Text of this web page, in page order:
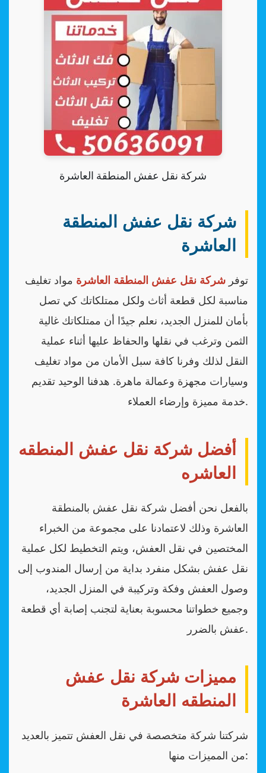
شركة نقل عفش المنطقة العاشرة
شركة نقل عفش المنطقة
العاشرة
توفر شركة نقل عفش المنطقة العاشرة مواد تغليف
مناسبة لكل قطعة أثاث ولكل ممتلكاتك كي تصل
بأمان للمنزل الجديد، نعلم جيدًا أن ممتلكاتك غالية
الثمن وترغب في نقلها والحفاظ عليها أثناء عملية
النقل لذلك وفرنا كافة سبل الأمان من مواد تغليف
وسيارات مجهزة وعمالة ماهرة. هدفنا الوحيد تقديم
خدمة مميزة وإرضاء العملاء.
أفضل شركة نقل عفش المنطقه
العاشره
بالفعل نحن أفضل شركة نقل عفش بالمنطقة
العاشرة وذلك لاعتمادنا على مجموعة من الخبراء
المختصين في نقل العفش، ويتم التخطيط لكل عملية
نقل عفش بشكل منفرد بداية من إرسال المندوب إلى
وصول العفش وفكة وتركيبة في المنزل الجديد،
وجميع خطواتنا محسوبة بعناية لتجنب إصابة أي قطعة
عفش بالضرر.
مميزات شركة نقل عفش
المنطقه العاشرة
شركتنا شركة متخصصة في نقل العفش تتميز بالعديد
من المميزات منها: